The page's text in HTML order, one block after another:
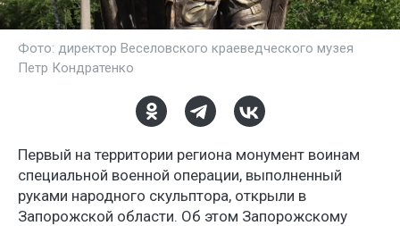
Фото: директор Веселовского краеведческого музея
Петр Кондратенко
Первый на территории региона монумент воинам
специальной военной операции, выполненный
руками народного скульптора, открыли в
Запорожской области. Об этом Запорожскому